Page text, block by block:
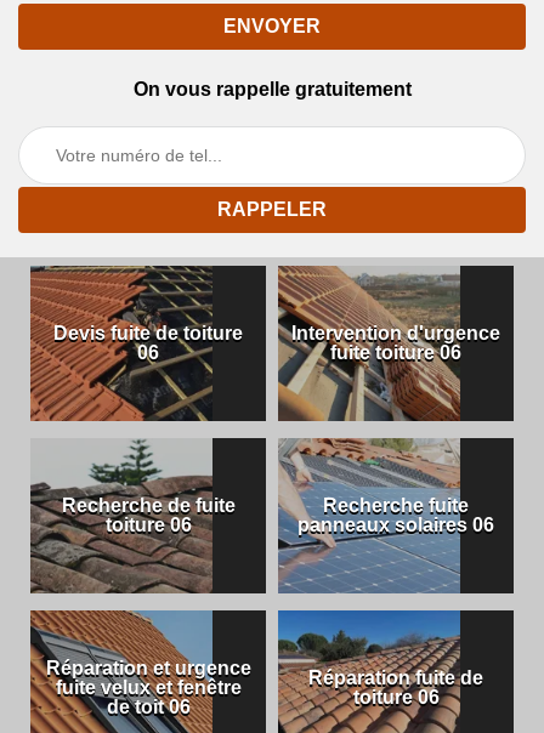
On vous rappelle gratuitement
Devis fuite de toiture
06
Intervention d'urgence
fuite toiture 06
Recherche de fuite
toiture 06
Recherche fuite
panneaux solaires 06
Réparation et urgence
fuite velux et fenêtre
de toit 06
Réparation fuite de
toiture 06